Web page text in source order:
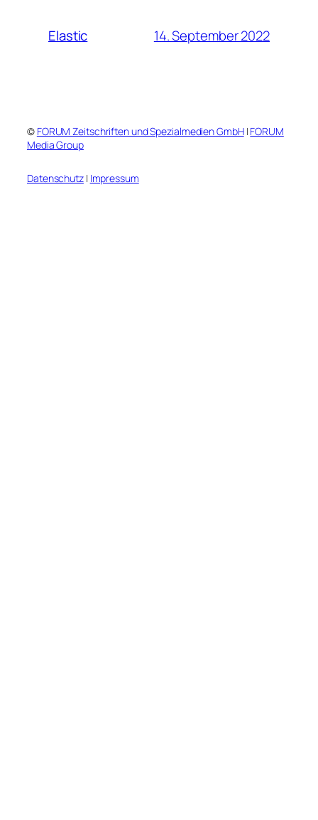
Elastic 14. September 2022
© FORUM Zeitschriften und Spezialmedien GmbH| FORUM
Media Group
Datenschutz| Impressum